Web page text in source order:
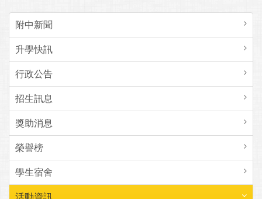
附中新聞
升學快訊
行政公告
招生訊息
獎助消息
榮譽榜
學生宿舍